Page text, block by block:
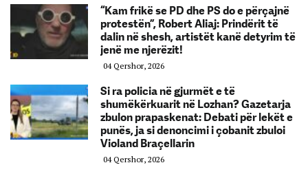
“Kam frikë se PD dhe PS do e përçajnë
protestën”, Robert Aliaj: Prindërit të
dalin në shesh, artistët kanë detyrim të
jenë me njerëzit!
04 Qershor, 2026
Si ra policia në gjurmët e të
shumëkërkuarit në Lozhan? Gazetarja
zbulon prapaskenat: Debati për lekët e
punës, ja si denoncimi i çobanit zbuloi
Violand Braçellarin
04 Qershor, 2026